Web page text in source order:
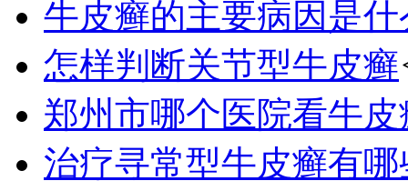
牛皮癣的主要病因是什
怎样判断关节型牛皮癣
郑州市哪个医院看牛皮
治疗寻常型牛皮癣有哪